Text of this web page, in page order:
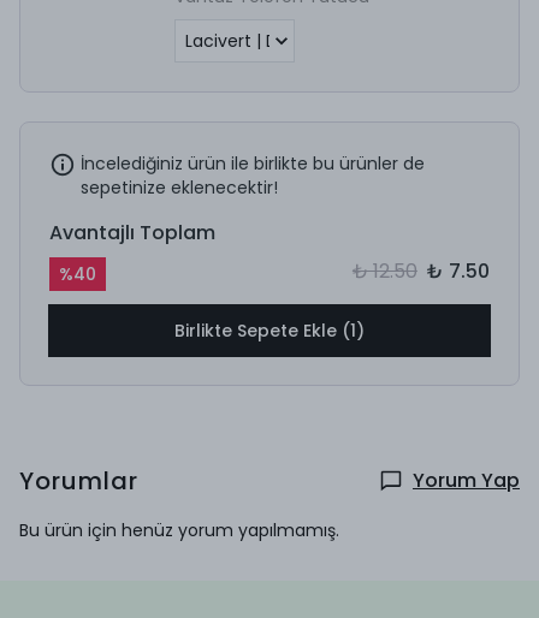
İncelediğiniz ürün ile birlikte bu ürünler de
sepetinize eklenecektir!
Avantajlı Toplam
%40 ₺ 12.50 ₺ 7.50
Birlikte Sepete Ekle (1)
Yorumlar Yorum Yap
Bu ürün için henüz yorum yapılmamış.